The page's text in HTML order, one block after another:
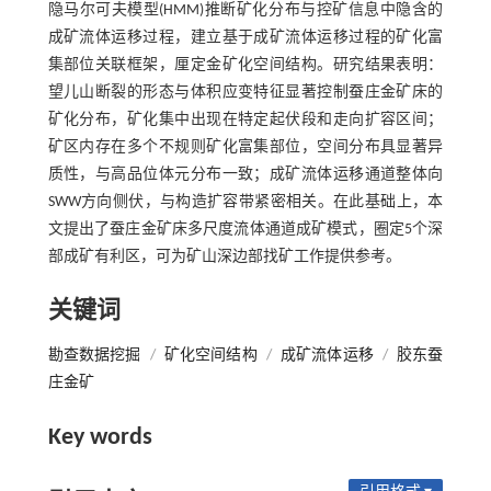
隐马尔可夫模型(HMM)推断矿化分布与控矿信息中隐含的
成矿流体运移过程，建立基于成矿流体运移过程的矿化富
集部位关联框架，厘定金矿化空间结构。研究结果表明：
望儿山断裂的形态与体积应变特征显著控制蚕庄金矿床的
矿化分布，矿化集中出现在特定起伏段和走向扩容区间；
矿区内存在多个不规则矿化富集部位，空间分布具显著异
质性，与高品位体元分布一致；成矿流体运移通道整体向
SWW方向侧伏，与构造扩容带紧密相关。在此基础上，本
文提出了蚕庄金矿床多尺度流体通道成矿模式，圈定5个深
部成矿有利区，可为矿山深边部找矿工作提供参考。
关键词
勘查数据挖掘 / 矿化空间结构 / 成矿流体运移 / 胶东蚕
庄金矿
Key words